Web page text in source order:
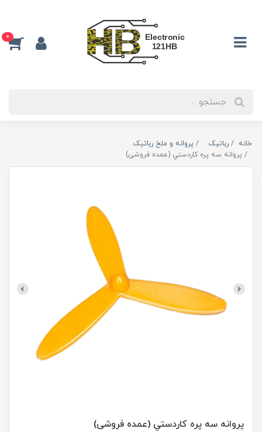
0
خانه رباتیک
پروانه و ملخ رباتیک
پروانه سه پره كاردستي (عمده فروشی)
پروانه سه پره كاردستي (عمده فروشی)